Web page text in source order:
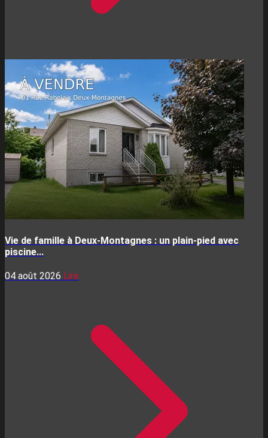
Vie de famille à Deux-Montagnes : un plain-pied avec
piscine...
04 août 2026 Lire